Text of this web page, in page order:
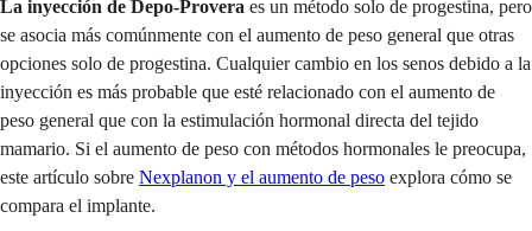
La inyección de Depo-Provera es un método solo de progestina, pero
se asocia más comúnmente con el aumento de peso general que otras
opciones solo de progestina. Cualquier cambio en los senos debido a la
inyección es más probable que esté relacionado con el aumento de
peso general que con la estimulación hormonal directa del tejido
mamario. Si el aumento de peso con métodos hormonales le preocupa,
este artículo sobre Nexplanon y el aumento de peso explora cómo se
compara el implante.